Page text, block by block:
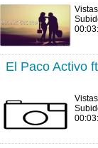
El Paco Activo